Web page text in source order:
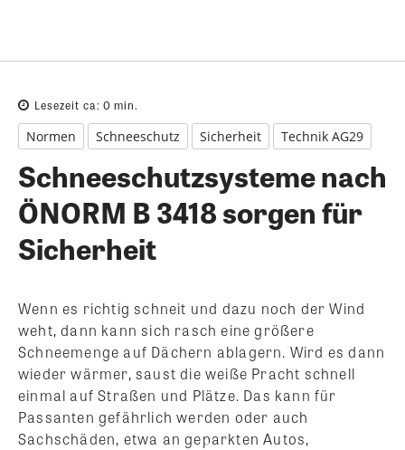
Lesezeit ca: 0 min.
Normen Schneeschutz Sicherheit Technik AG29
Schneeschutzsysteme nach
ÖNORM B 3418 sorgen für
Sicherheit
Wenn es richtig schneit und dazu noch der Wind
weht, dann kann sich rasch eine größere
Schneemenge auf Dächern ablagern. Wird es dann
wieder wärmer, saust die weiße Pracht schnell
einmal auf Straßen und Plätze. Das kann für
Passanten gefährlich werden oder auch
Sachschäden, etwa an geparkten Autos,